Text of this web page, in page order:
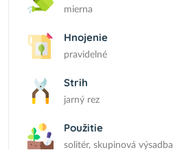
mierna
Hnojenie
pravidelné
Strih
jarný rez
Použitie
solitér, skupinová výsadba